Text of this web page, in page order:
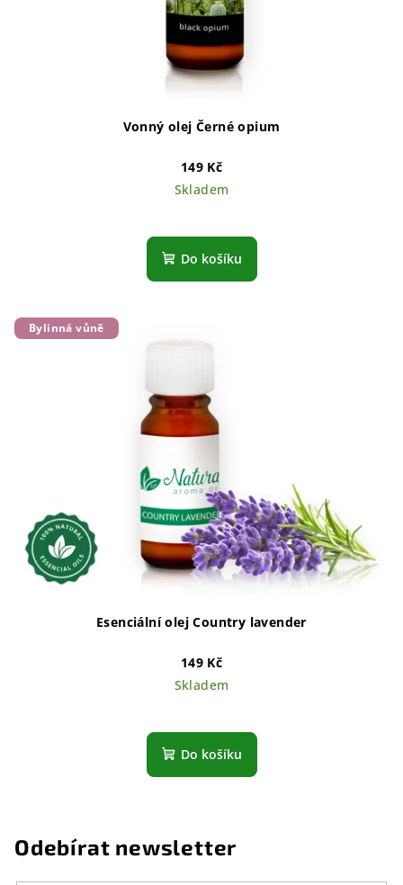
Vonný olej Černé opium
149 Kč
Skladem
Do košíku
Bylinná vůně
Esenciální olej Country lavender
149 Kč
Skladem
Do košíku
Odebírat newsletter